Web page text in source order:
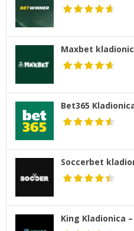
Maxbet
Bet365
Soccerbet
King Kladionica